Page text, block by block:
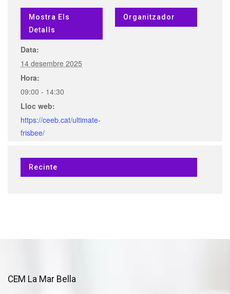
Mostra Els
Detalls
Data:
14 desembre 2025
Hora:
09:00 - 14:30
Lloc web:
https://ceeb.cat/ultimate-
frisbee/
Organitzador
Recinte
CEM La Mar Bella